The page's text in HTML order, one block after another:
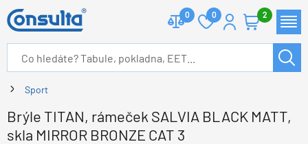
0 0 2
Sport
Brýle TITAN, rámeček SALVIA BLACK MATT,
skla MIRROR BRONZE CAT 3